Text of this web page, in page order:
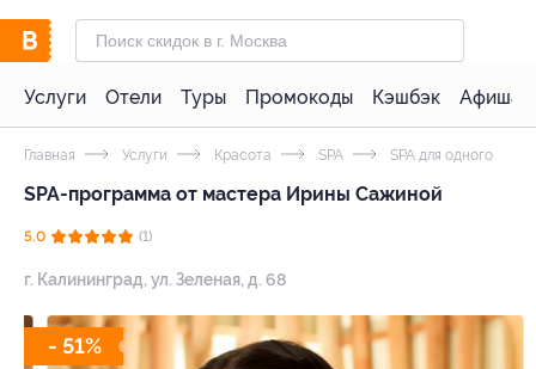
Услуги Отели Туры Промокоды Кэшбэк Афиша
Главная Услуги Красота SPA SPA для одного
SPA-программа от мастера Ирины Сажиной
5.0 (1)
г. Калининград, ул. Зеленая, д. 68
- 51%